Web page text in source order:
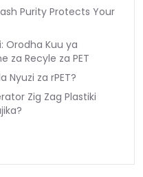
Purity Protects Your
Orodha Kuu ya
za Recyle za PET
Nyuzi za rPET?
Zig Zag Plastiki